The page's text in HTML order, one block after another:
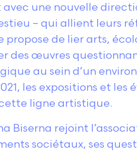
avec une nouvelle
– qui allient leurs
propose de lier arts,
œuvres
au sein d’un
les expositions et
ligne artistique.
Biserna rejoint
sociétaux, ses